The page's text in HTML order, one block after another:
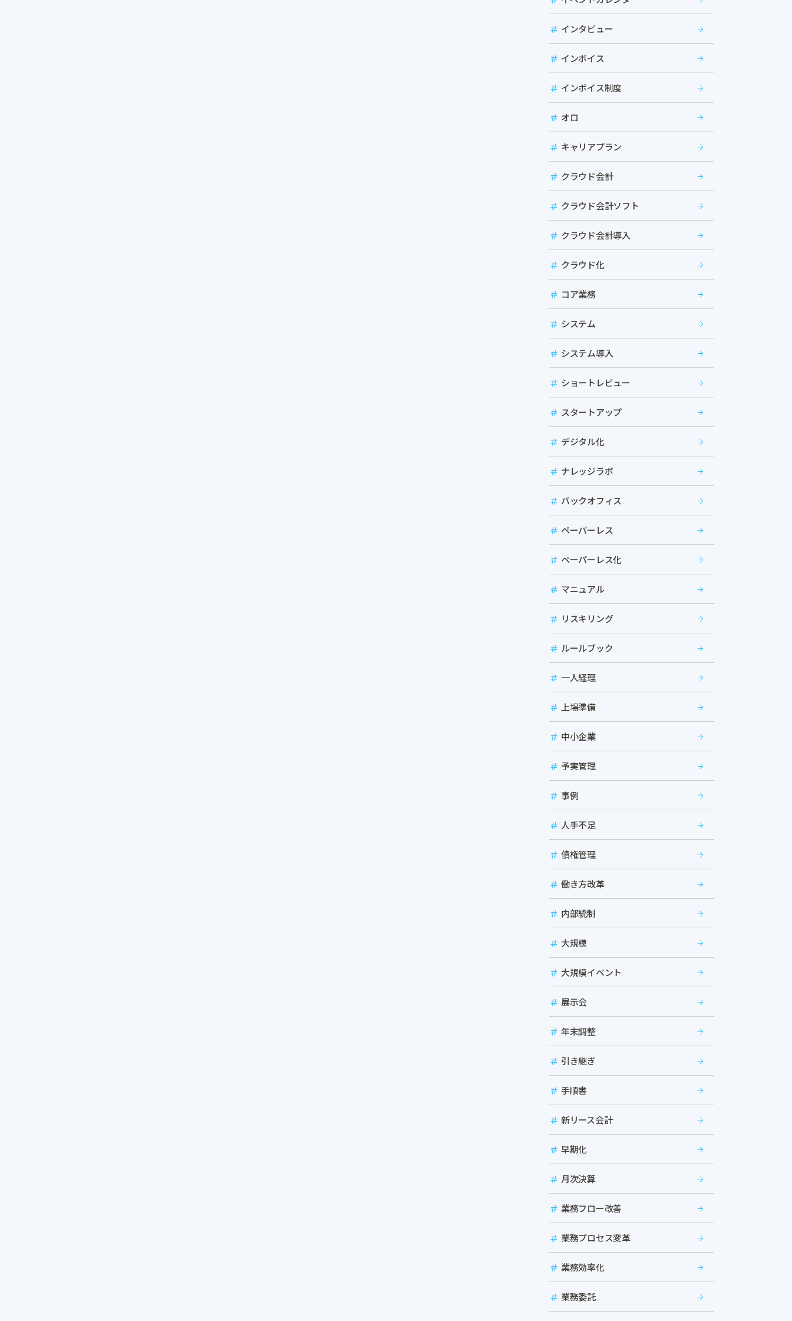
インタビュー
インボイス
インボイス制度
オロ
キャリアプラン
クラウド会計
クラウド会計ソフト
クラウド会計導入
クラウド化
コア業務
システム
システム導入
ショートレビュー
スタートアップ
デジタル化
ナレッジラボ
バックオフィス
ペーパーレス
ペーパーレス化
マニュアル
リスキリング
ルールブック
一人経理
上場準備
中小企業
予実管理
事例
人手不足
債権管理
働き方改革
内部統制
大規模
大規模イベント
展示会
年末調整
引き継ぎ
手順書
新リース会計
早期化
月次決算
業務フロー改善
業務プロセス変革
業務効率化
業務委託